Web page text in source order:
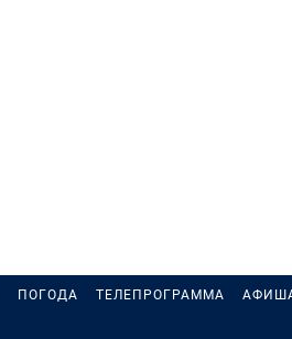
ПОГОДА ТЕЛЕПРОГРАММА